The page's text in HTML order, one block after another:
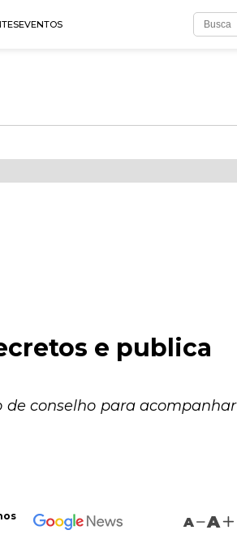
EVENTOS
e publica
de conselho para acompanhar
A A